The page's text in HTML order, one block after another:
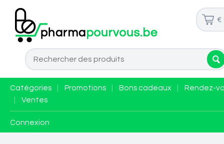
€
Catégories Promotions Bons cadeaux
Rendez-
Ventes
Connexion